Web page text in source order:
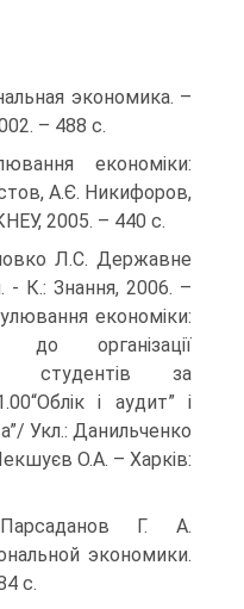
экономика. –
– 488 с.
економіки:
А.Є. Никифоров,
2005. – 440 с.
Л.С. Державне
- К.: Знання, 2006. –
економіки:
до організації
студентів за
і аудит” і
Укл.: Данильченко
О.А. – Харків:
Г. А.
экономики.
с.